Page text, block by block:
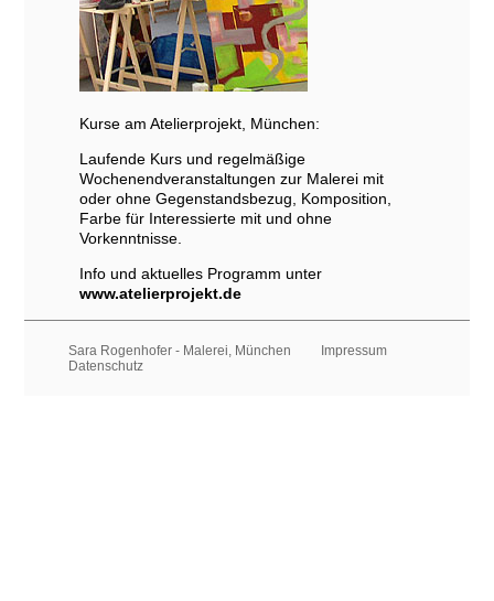
Kurse am Atelierprojekt, München:
Laufende Kurs und regelmäßige
Wochenendveranstaltungen zur Malerei mit
oder ohne Gegenstandsbezug, Komposition,
Farbe für Interessierte mit und ohne
Vorkenntnisse.
Info und aktuelles Programm unter
www.atelierprojekt.de
Sara Rogenhofer - Malerei, München Impressum
Datenschutz